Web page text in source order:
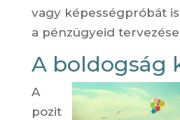
vagy képességpróbát
a pénzügyeid
A boldogság
A
pozit